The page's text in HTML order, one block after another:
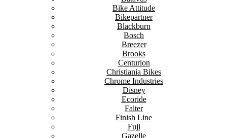
Bike Attitude
Bikepartner
Blackburn
Bosch
Breezer
Brooks
Centurion
Christiania Bikes
Chrome Industries
Disney
Ecoride
Falter
Finish Line
Fuji
Gazelle